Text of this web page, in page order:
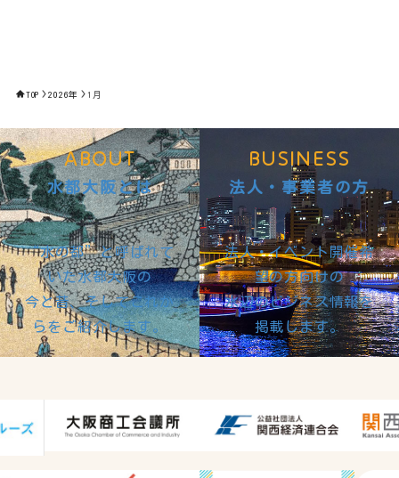
TOP 2026年 1月
ABOUT
水都大阪とは
“水の都”と呼ばれて
いた水都大阪の
今と昔、そしてこれか
らをご紹介します。
BUSINESS
法人・事業者の方
法人・イベント開催希
望の方向けの
水辺のビジネス情報を
掲載します。